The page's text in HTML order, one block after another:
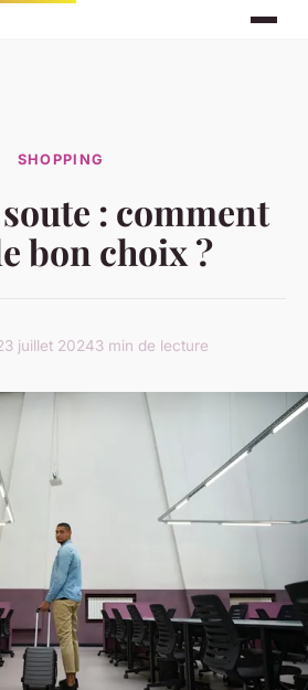
SHOPPING
: comment
bon choix ?
juillet 20243 min de lecture